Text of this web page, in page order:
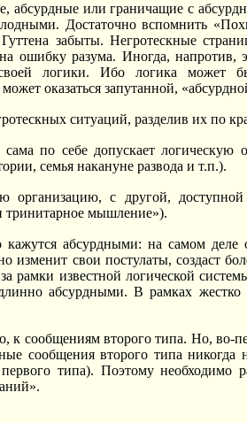
абсурдные или граничащие с
Достаточно вспомнить
забыты. Негротескные
ошибку разума. Иногда, напротив,
логики. Ибо логика может
оказаться запутанной,
ситуаций, разделив их по
по себе допускает
семья накануне развода и т.п.).
организацию, с другой,
тринитарное мышление»).
кажутся абсурдными: на самом
свои постулаты, создаст
рамки известной логической
абсурдными. В рамках
к сообщениям второго типа. Но, во-
сообщения второго типа
типа). Поэтому необходимо